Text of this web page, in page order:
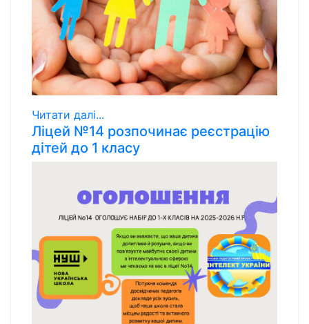
Читати далі...
Ліцей №14 розпочинає реєстрацію
дітей до 1 класу